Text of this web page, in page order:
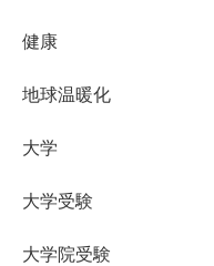
健康
地球温暖化
大学
大学受験
大学院受験